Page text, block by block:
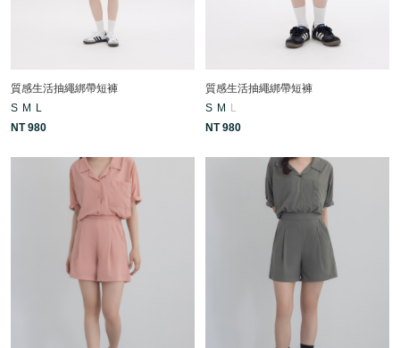
質感生活抽繩綁帶短褲
S M
L
NT 980
質感生活抽繩綁帶短褲
S M
L
NT 980